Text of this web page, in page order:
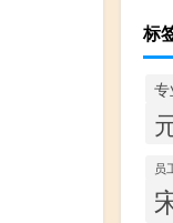
标
专
员